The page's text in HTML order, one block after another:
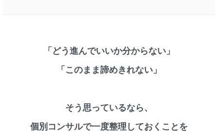
「どう進んでいいか分からない」
「このまま諦めきれない」
そう思っているなら、
個別コンサルで一度整理しておくことを